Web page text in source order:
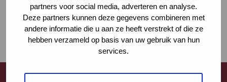
partners voor social media, adverteren en analyse.
Deze partners kunnen deze gegevens combineren met
andere informatie die u aan ze heeft verstrekt of die ze
hebben verzameld op basis van uw gebruik van hun
services.